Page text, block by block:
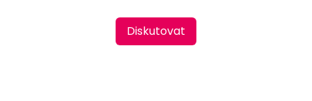
Diskutovat